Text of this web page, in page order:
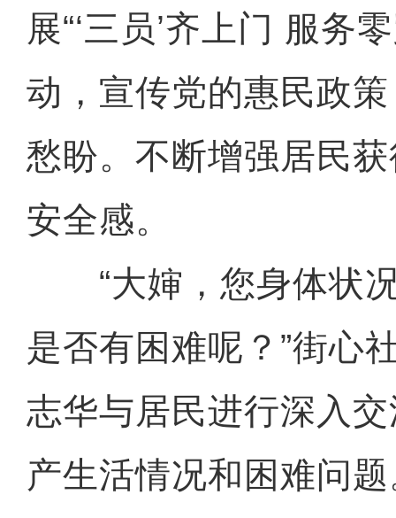
展“‘三员’齐上门 服务
动，宣传党的惠民政
愁盼。不断增强居民
安全感。
“大婶，您身体状况
是否有困难呢？”街心
志华与居民进行深入
产生活情况和困难问